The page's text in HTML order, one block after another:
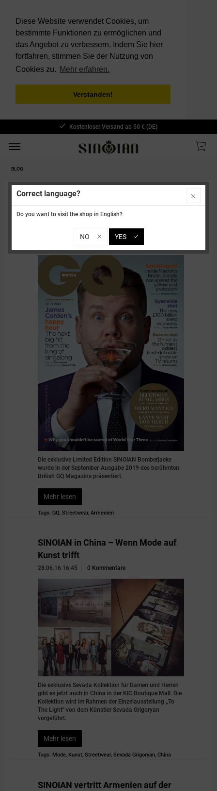
Diese Website verwendet Cookies, um
bestimmte Funktionen zu ermöglichen und
das Angebot zu verbessern. Indem Sie hier
fortfahren, stimmen Sie der Nutzung von
Cookies zu.
Mehr erfahren.
Verstanden!
Kostenloser Versand ab 50 € (DE)
BLOG
Filtern
SINOIAN in der British GQ
0 Kommentare
Die exklusive Limited Edition SINOIAN Bomberjacke
wurde in der September-Ausgabe 2019 des berühmten
British GQ Magazins präsentiert.
Mehr lesen
Tags: GQ Streetwear, Armenien
SINOIAN in China – Wenn Mode auf
Kunst trifft
28.06.16 16:45 0 Kommentare
Die exklusive Sevada Kollektion für Damen und Herren
gibt es jetzt auch in China in der KIC Boutique Mall. Die
Kollektion wird im Rahmen der Einzelausstellung „To
The Light" von dem Künstler Sevada Grigoryan
vorgeführt.
Mehr lesen
Tags: Mode, Kunst, Streetwear, Sevada Grigoryan, China
SINOIAN vertritt Armenien auf der
Correct language?
Do you want to visit the shop in English?
NO YES